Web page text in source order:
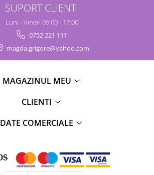
SUPORT CLIENTI
Luni - Vineri 09:00 - 17:00
0752 221 111
magda.grigore@yahoo.com
MAGAZINUL MEU
CLIENTI
DATE COMERCIALE